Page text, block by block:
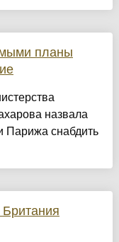
планы
назвала
снабдить